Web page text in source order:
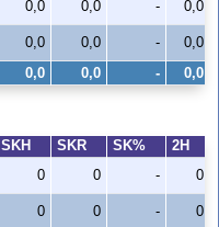
SKH SKR SK% 2H
0 0 -
0
0 0 -
0
0,0 0,0 -
0,0
0,0 0,0 - 0,0
0,0 0,0 - 0,0